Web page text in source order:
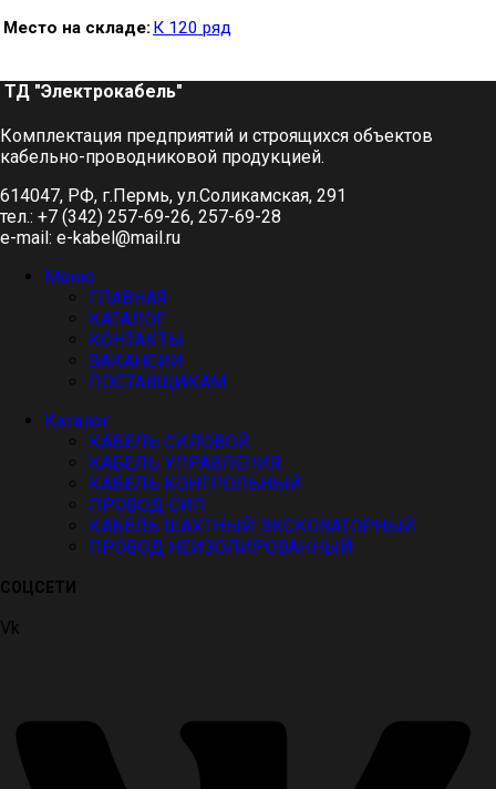
Место на складе К 120 ряд
ТД "Электрокабель"​
Комплектация предприятий и строящихся объектов
кабельно-проводниковой продукцией.
614047, РФ, г.Пермь, ул.Соликамская, 291
тел.: +7 (342) 257-69-26, 257-69-28
e-mail: e-kabel@mail.ru
Меню
ГЛАВНАЯ
КАТАЛОГ
КОНТАКТЫ
ВАКАНСИИ
ПОСТАВЩИКАМ
Каталог
КАБЕЛЬ СИЛОВОЙ
КАБЕЛЬ УПРАВЛЕНИЯ
КАБЕЛЬ КОНТРОЛЬНЫЙ
ПРОВОД СИП
КАБЕЛЬ ШАХТНЫЙ ЭКСКОВАТОРНЫЙ
ПРОВОД НЕИЗОЛИРОВАННЫЙ
СОЦСЕТИ
Vk